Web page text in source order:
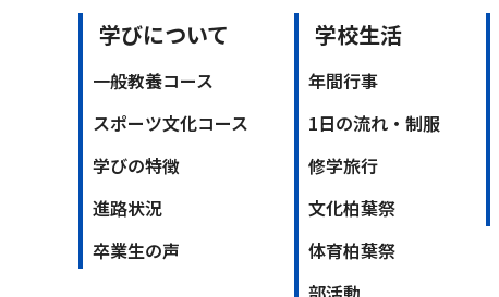
学びについて
一般教養コース
スポーツ文化コース
学びの特徴
進路状況
卒業生の声
学校生活
年間行事
1日の流れ・制服
修学旅行
文化柏葉祭
体育柏葉祭